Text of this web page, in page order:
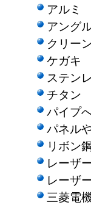
アルミ
アング
クリー
ケガキ
ステン
チタン
パイプ
パネル
リボン鋼
レーザ
レーザ
三菱電